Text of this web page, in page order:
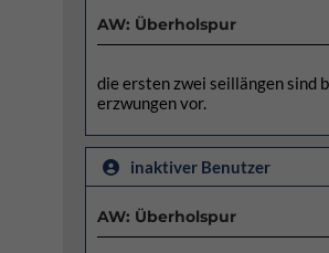
AW: Überholspur
die ersten zwei seillängen sind
erzwungen vor.
inaktiver Benutzer
AW: Überholspur